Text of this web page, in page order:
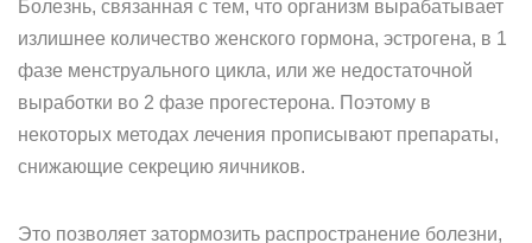
Болезнь, связанная с тем, что организм вырабатывает
излишнее количество женского гормона, эстрогена, в 1
фазе менструального цикла, или же недостаточной
выработки во 2 фазе прогестерона. Поэтому в
некоторых методах лечения прописывают препараты,
снижающие секрецию яичников.
Это позволяет затормозить распространение болезни,